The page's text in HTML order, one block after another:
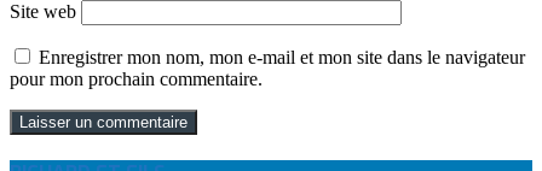
Site web
Enregistrer mon nom, mon e-mail et mon site dans le navigateur
pour mon prochain commentaire.